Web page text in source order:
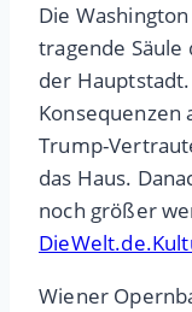
Die
tragende
der
Konsequenzen
Trump-
das Haus.
noch größer
Wiener